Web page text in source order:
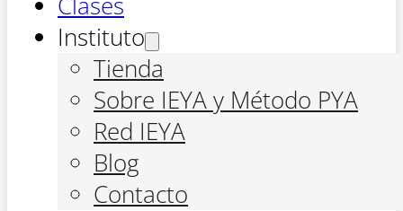
Instituto
Tienda
Sobre IEYA y Método PYA
Red IEYA
Blog
Contacto